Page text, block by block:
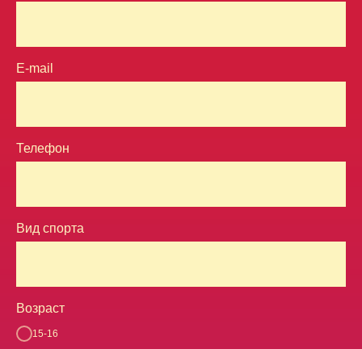
E-mail
Телефон
Вид спорта
Возраст
15-16